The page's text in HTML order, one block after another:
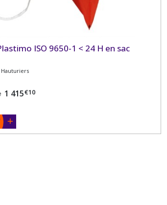
ISO 9650-1 < 24 H en sac
Hauturiers
1 415€10